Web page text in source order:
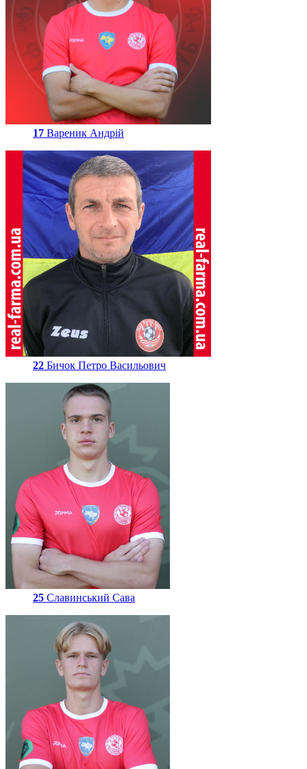
17 Вареник Андрій
22 Бичок Петро Васильович
25 Славинський Сава